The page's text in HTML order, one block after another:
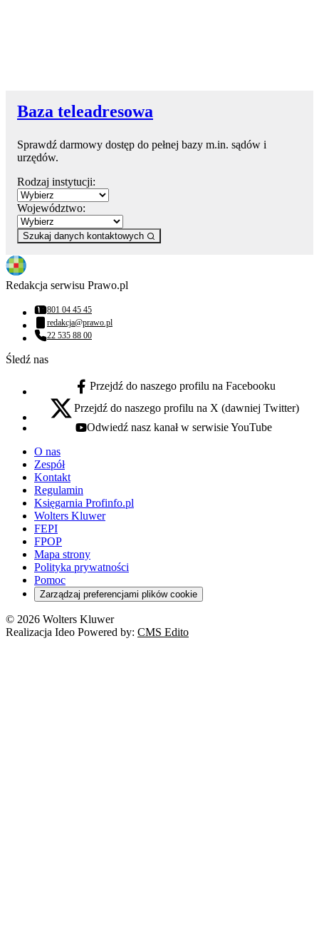
Baza teleadresowa
Sprawdź darmowy dostęp do pełnej bazy m.in. sądów i
urzędów.
Rodzaj instytucji:
Województwo:
Szukaj danych kontaktowych
Redakcja serwisu Prawo.pl
Numer telefonu:
801 04 45 45
Adres email:
redakcja@prawo.pl
Numer telefonu:
22 535 88 00
Śledź nas
facebook - otwiera się w nowej karcie
Przejdź do naszego profilu na Facebooku
x - otwiera się w nowej karcie
Przejdź do naszego profilu na X (dawniej Twitter)
youtube - otwiera się w nowej karcie
Odwiedź nasz kanał w serwisie YouTube
O nas
Zespół
Kontakt
Regulamin
Księgarnia Profinfo.pl
Wolters Kluwer
FEPI
FPOP
Mapa strony
Polityka prywatności
Pomoc
Zarządzaj preferencjami plików cookie
© 2026 Wolters Kluwer
Realizacja Ideo Powered by: CMS Edito